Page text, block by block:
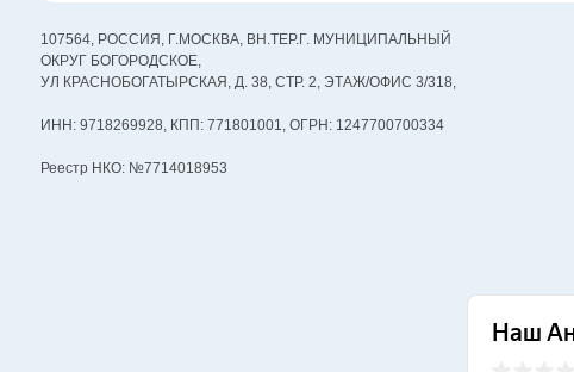
107564, РОССИЯ, Г.МОСКВА, ВН.ТЕР.Г. МУНИЦИПАЛЬНЫЙ
ОКРУГ БОГОРОДСКОЕ,
УЛ КРАСНОБОГАТЫРСКАЯ, Д. 38, СТР. 2, ЭТАЖ/ОФИС 3/318,
ИНН: 9718269928, КПП: 771801001, ОГРН: 1247700700334
Реестр НКО: №7714018953